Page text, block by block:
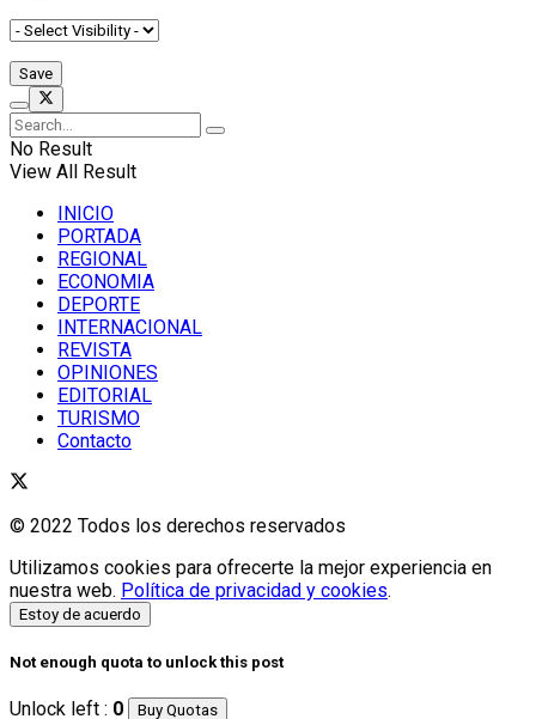
No Result
View All Result
INICIO
PORTADA
REGIONAL
ECONOMIA
DEPORTE
INTERNACIONAL
REVISTA
OPINIONES
EDITORIAL
TURISMO
Contacto
© 2022 Todos los derechos reservados
Utilizamos cookies para ofrecerte la mejor experiencia en
nuestra web. Política de privacidad y cookies.
Estoy de acuerdo
Not enough quota to unlock this post
Unlock left : 0 Buy Quotas